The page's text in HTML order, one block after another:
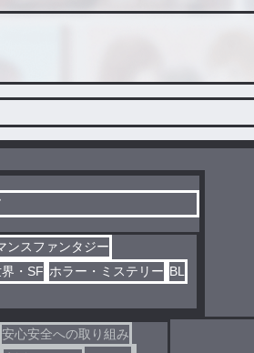
ンスファンタジー
・SF ホラー・ミステリー BL
安心安全への取り組み